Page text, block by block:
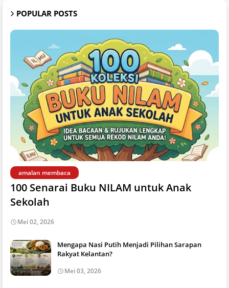
POPULAR POSTS
amalan membaca
100 Senarai Buku NILAM untuk Anak
Sekolah
Mei 02, 2026
Mengapa Nasi Putih Menjadi Pilihan Sarapan
Rakyat Kelantan?
Mei 03, 2026